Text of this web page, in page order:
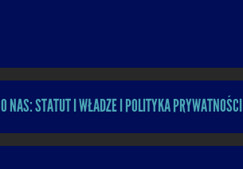
O NAS: STATUT I WŁADZE I POLITYKA PRYWATNOŚCI